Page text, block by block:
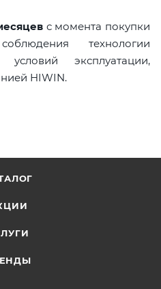
с момента покупки
технологии
эксплуатации,
HIWIN.